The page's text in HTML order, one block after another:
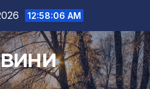
12:58:07 AM